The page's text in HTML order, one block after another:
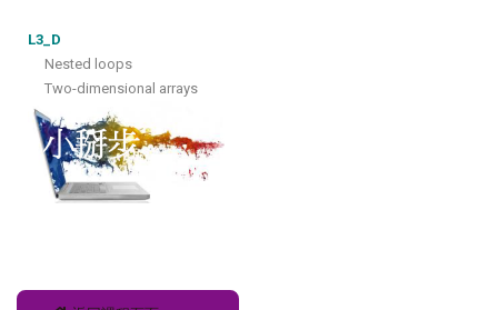
L3_D
Nested loops
Two-dimensional arrays